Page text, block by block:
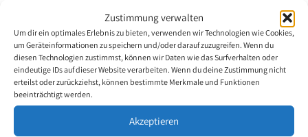
Zustimmung verwalten
Um dir ein optimales Erlebnis zu bieten, verwenden wir Technologien wie Cookies,
um Geräteinformationen zu speichern und/oder darauf zuzugreifen. Wenn du
diesen Technologien zustimmst, können wir Daten wie das Surfverhalten oder
eindeutige IDs auf dieser Website verarbeiten. Wenn du deine Zustimmung nicht
erteilst oder zurückziehst, können bestimmte Merkmale und Funktionen
beeinträchtigt werden.
Akzeptieren
(Ethiopia). She suffers from a congenital defect, which means that
she has only rudimentary arms. At a very young age she learned to
perform the activities of daily living with her feet. She is currently
studying at a college of agriculture in Asmara. She became
seriously involved in foot painting in 2004 and is very intent on
developing her artistic skills.
Back to the artists overview